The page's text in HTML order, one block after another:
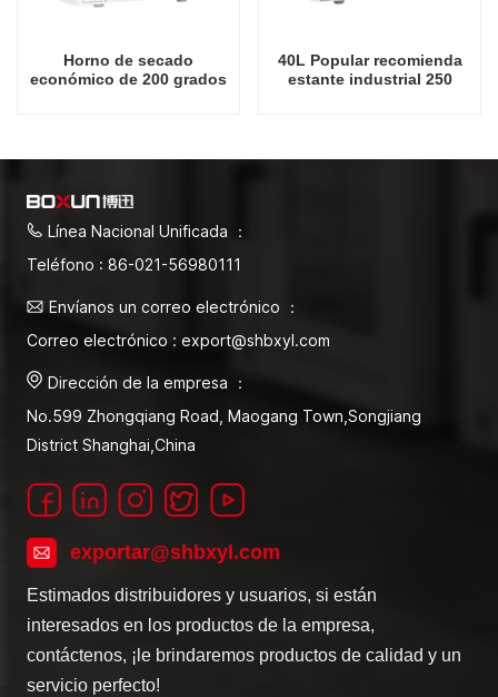
Horno de secado
económico de 200 grados
40L Popular recomienda
estante industrial 250
Línea Nacional Unificada ：
Teléfono : 86-021-56980111
Envíanos un correo electrónico ：
Correo electrónico : export@shbxyl.com
Dirección de la empresa ：
No.599 Zhongqiang Road, Maogang Town,Songjiang
District Shanghai,China
exportar@shbxyl.com
Estimados distribuidores y usuarios, si están
interesados en los productos de la empresa,
contáctenos, ¡le brindaremos productos de calidad y un
servicio perfecto!